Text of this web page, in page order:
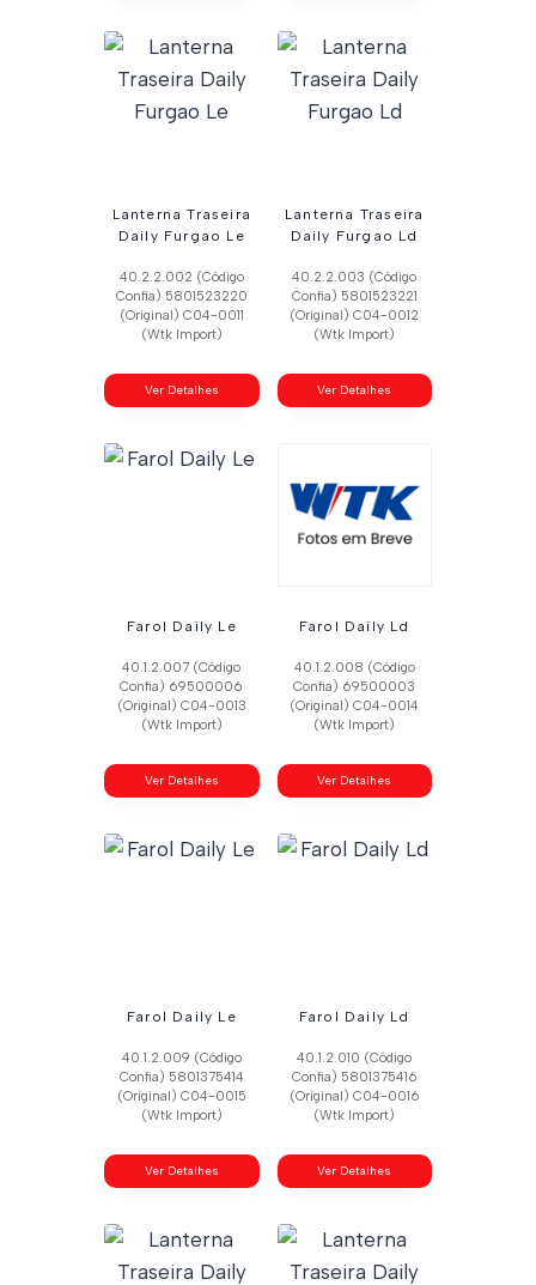
Lanterna Traseira
Daily Furgao Le
40.2.2.002 (Código
Confia) 5801523220
(Original) C04-0011
(Wtk Import)
Ver Detalhes
Lanterna Traseira
Daily Furgao Ld
40.2.2.003 (Código
Confia) 5801523221
(Original) C04-0012
(Wtk Import)
Ver Detalhes
Farol Daily Le
40.1.2.007 (Código
Confia) 69500006
(Original) C04-0013
(Wtk Import)
Ver Detalhes
Farol Daily Ld
40.1.2.008 (Código
Confia) 69500003
(Original) C04-0014
(Wtk Import)
Ver Detalhes
Farol Daily Le
40.1.2.009 (Código
Confia) 5801375414
(Original) C04-0015
(Wtk Import)
Ver Detalhes
Farol Daily Ld
40.1.2.010 (Código
Confia) 5801375416
(Original) C04-0016
(Wtk Import)
Ver Detalhes